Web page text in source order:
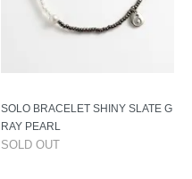
SOLO BRACELET SHINY SLATE G
RAY PEARL
SOLD OUT